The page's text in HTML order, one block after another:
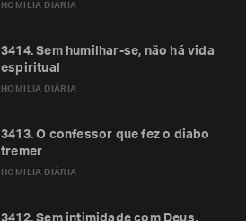
HOMILIA DIÁRIA
HOMILIA DIÁRIA
3414. Sem humilhar-se, não há vida
espiritual
HOMILIA DIÁRIA
3413. O confessor que fez o diabo
tremer
3412. Sem intimidade com Deus,